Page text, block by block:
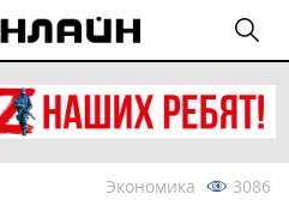
Экономика 3086